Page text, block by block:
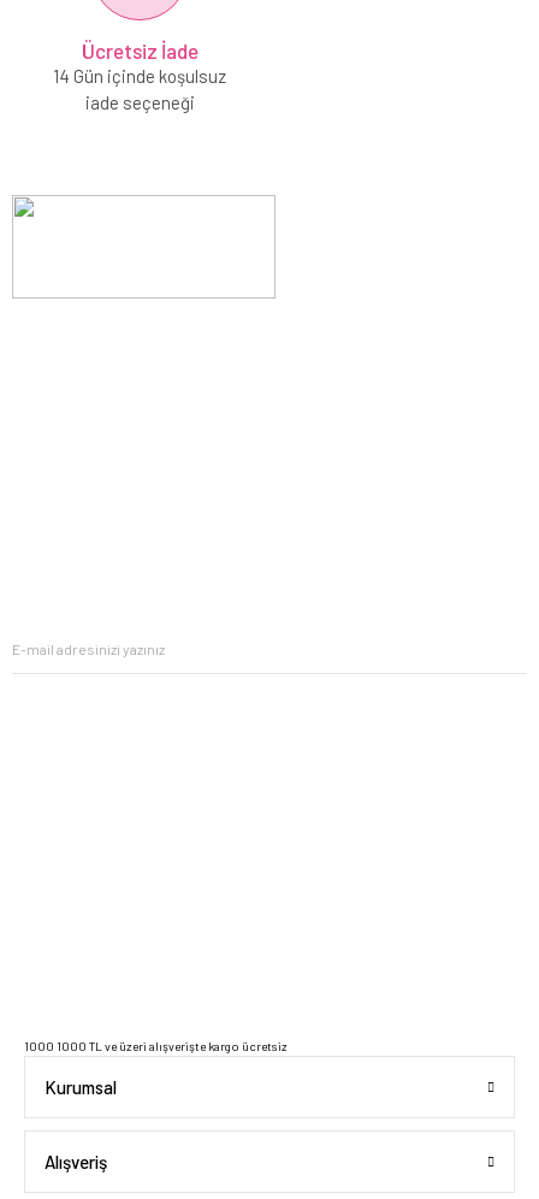
Ücretsiz İade
14 Gün içinde koşulsuz
iade seçeneği
1000 1000 TL ve üzeri alışverişte kargo ücretsiz
Kurumsal
Alışveriş